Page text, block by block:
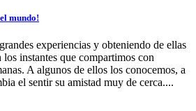
mundo!
experiencias y obteniendo de ellas
instantes que compartimos con
A algunos de ellos los conocemos, a
el sentir su amistad muy de cerca....